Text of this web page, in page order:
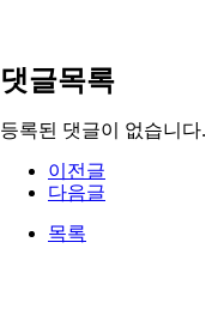
댓글목록
등록된 댓글이 없습니다.
이전글
다음글
목록